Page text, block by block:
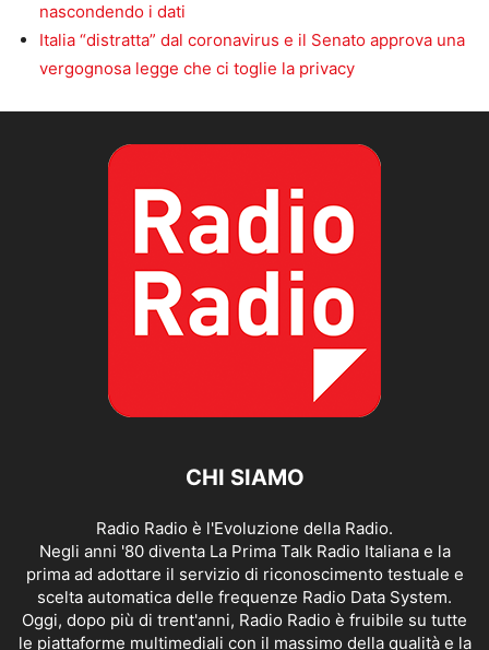
nascondendo i dati
Italia “distratta” dal coronavirus e il Senato approva una
vergognosa legge che ci toglie la privacy
CHI SIAMO
Radio Radio è l'Evoluzione della Radio.
Negli anni '80 diventa La Prima Talk Radio Italiana e la
prima ad adottare il servizio di riconoscimento testuale e
scelta automatica delle frequenze Radio Data System.
Oggi, dopo più di trent'anni, Radio Radio è fruibile su tutte
le piattaforme multimediali con il massimo della qualità e la